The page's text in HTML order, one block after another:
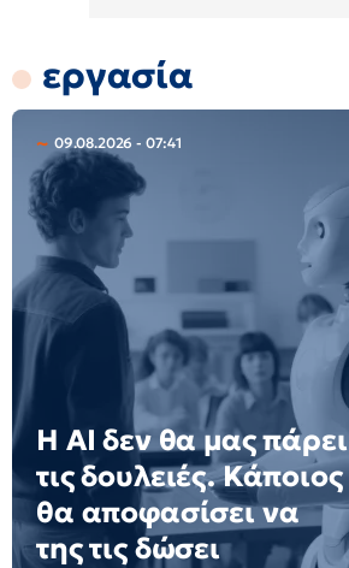
εργασία
09.08.2026 - 07:41
Η AI δεν θα μας πάρει
τις δουλειές. Κάποιος
θα αποφασίσει να
της τις δώσει